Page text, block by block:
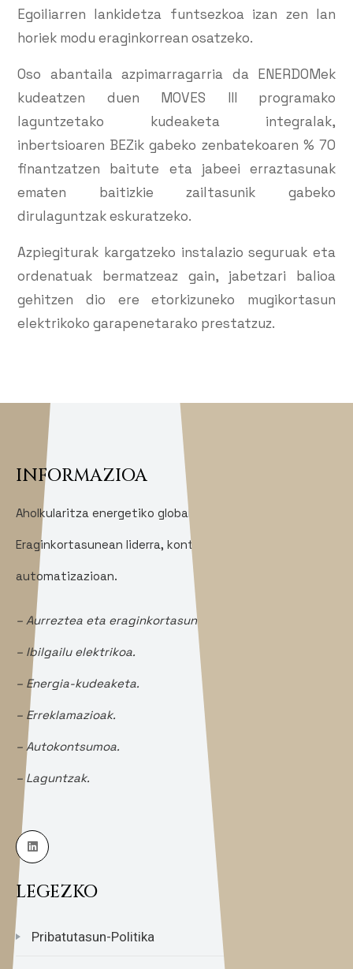
Egoiliarren lankidetza funtsezkoa izan zen lan
horiek modu eraginkorrean osatzeko.
Oso abantaila azpimarragarria da ENERDOMek
kudeatzen duen MOVES III programako
laguntzetako kudeaketa integralak,
inbertsioaren BEZik gabeko zenbatekoaren % 70
finantzatzen baitute eta jabeei erraztasunak
ematen baitizkie zailtasunik gabeko
dirulaguntzak eskuratzeko.
Azpiegiturak kargatzeko instalazio seguruak eta
ordenatuak bermatzeaz gain, jabetzari balioa
gehitzen dio ere etorkizuneko mugikortasun
elektrikoko garapenetarako prestatzuz.
INFORMAZIOA
Aholkularitza energetiko globala.
Eraginkortasunean liderra, kontrolean eta
automatizazioan.
– Aurreztea eta eraginkortasuna.
– Ibilgailu elektrikoa.
– Energia-kudeaketa.
– Erreklamazioak.
– Autokontsumoa.
– Laguntzak.
LEGEZKO
Pribatutasun-Politika